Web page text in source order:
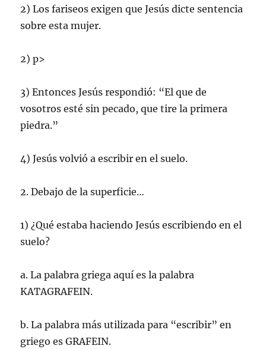
2) Los fariseos exigen que Jesús dicte sentencia
sobre esta mujer.
2) p>
3) Entonces Jesús respondió: “El que de
vosotros esté sin pecado, que tire la primera
piedra.”
4) Jesús volvió a escribir en el suelo.
2. Debajo de la superficie…
1) ¿Qué estaba haciendo Jesús escribiendo en el
suelo?
a. La palabra griega aquí es la palabra
KATAGRAFEIN.
b. La palabra más utilizada para “escribir” en
griego es GRAFEIN.